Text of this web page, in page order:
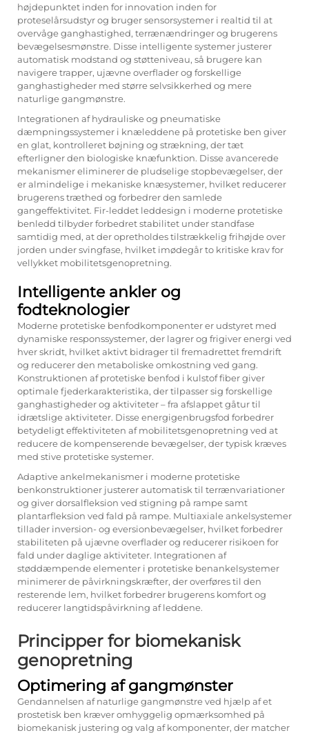
højdepunktet inden for innovation inden for
proteselårsudstyr og bruger sensorsystemer i realtid til at
overvåge ganghastighed, terrænændringer og brugerens
bevægelsesmønstre. Disse intelligente systemer justerer
automatisk modstand og støtteniveau, så brugere kan
navigere trapper, ujævne overflader og forskellige
ganghastigheder med større selvsikkerhed og mere
naturlige gangmønstre.
Integrationen af hydrauliske og pneumatiske
dæmpningssystemer i knæleddene på protetiske ben giver
en glat, kontrolleret bøjning og strækning, der tæt
efterligner den biologiske knæfunktion. Disse avancerede
mekanismer eliminerer de pludselige stopbevægelser, der
er almindelige i mekaniske knæsystemer, hvilket reducerer
brugerens træthed og forbedrer den samlede
gangeffektivitet. Fir-leddet leddesign i moderne protetiske
benledd tilbyder forbedret stabilitet under standfase
samtidig med, at der opretholdes tilstrækkelig frihøjde over
jorden under svingfase, hvilket imødegår to kritiske krav for
vellykket mobilitetsgenopretning.
Intelligente ankler og
fodteknologier
Moderne protetiske benfodkomponenter er udstyret med
dynamiske responssystemer, der lagrer og frigiver energi ved
hver skridt, hvilket aktivt bidrager til fremadrettet fremdrift
og reducerer den metaboliske omkostning ved gang.
Konstruktionen af protetiske benfod i kulstof fiber giver
optimale fjederkarakteristika, der tilpasser sig forskellige
ganghastigheder og aktiviteter – fra afslappet gåtur til
idrætslige aktiviteter. Disse energigenbrugsfod forbedrer
betydeligt effektiviteten af mobilitetsgenopretning ved at
reducere de kompenserende bevægelser, der typisk kræves
med stive protetiske systemer.
Adaptive ankelmekanismer i moderne protetiske
benkonstruktioner justerer automatisk til terrænvariationer
og giver dorsalfleksion ved stigning på rampe samt
plantarfleksion ved fald på rampe. Multiaxiale ankelsystemer
tillader inversion- og eversionbevægelser, hvilket forbedrer
stabiliteten på ujævne overflader og reducerer risikoen for
fald under daglige aktiviteter. Integrationen af
støddæmpende elementer i protetiske benankelsystemer
minimerer de påvirkningskræfter, der overføres til den
resterende lem, hvilket forbedrer brugerens komfort og
reducerer langtidspåvirkning af leddene.
Principper for biomekanisk
genopretning
Optimering af gangmønster
Gendannelsen af naturlige gangmønstre ved hjælp af et
prostetisk ben kræver omhyggelig opmærksomhed på
biomekanisk justering og valg af komponenter, der matcher